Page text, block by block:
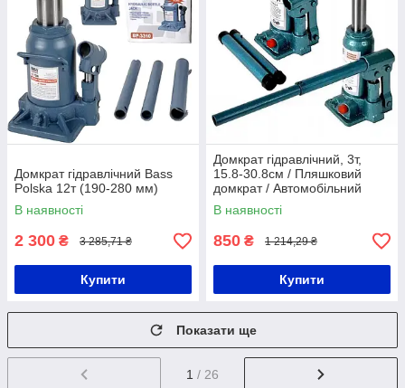
Домкрат гідравлічний Bass
Polska 12т (190-280 мм)
В наявності
2 300 ₴ 3 285,71 ₴
Купити
Домкрат гідравлічний, 3т,
15.8-30.8см / Пляшковий
домкрат / Автомобільний
домкрат
В наявності
850 ₴ 1 214,29 ₴
Купити
Показати ще
1 / 26